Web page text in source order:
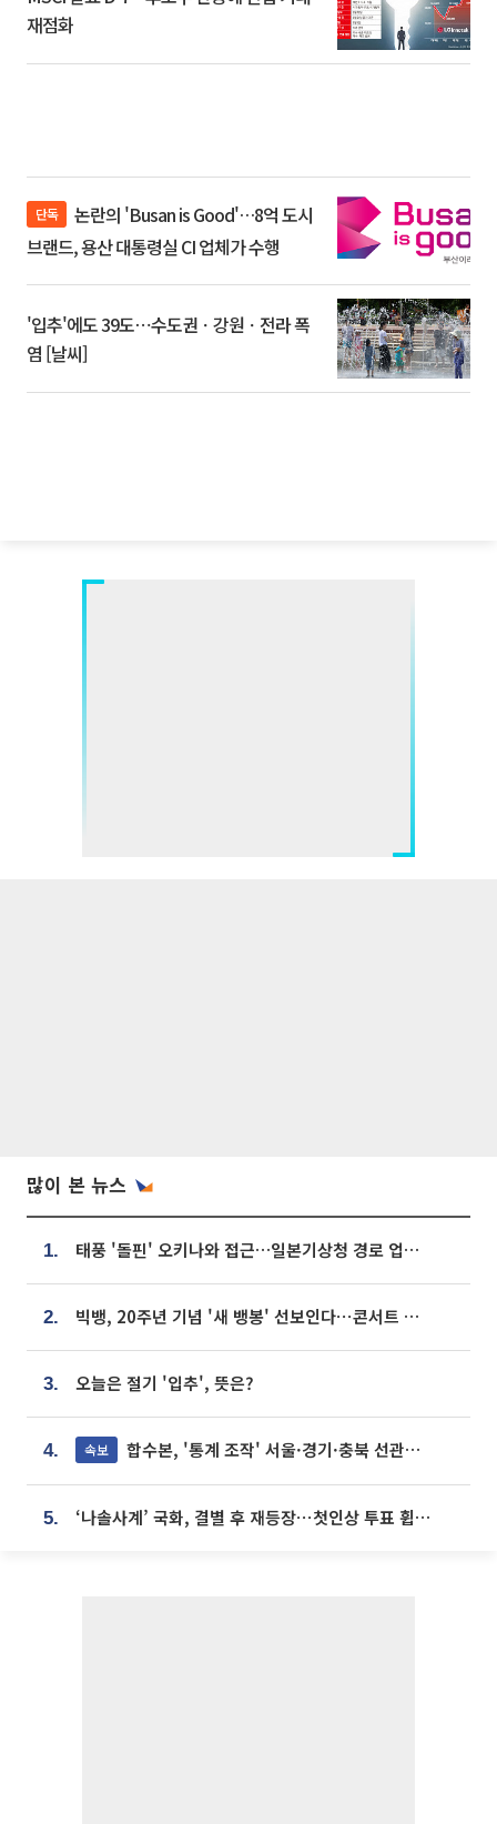
재점화
단독
브랜드, 용산 대통령실 CI 업체가 수행
'입추'에도 39도⋯수도권ㆍ강원ㆍ전라 폭
염 [날씨]
많이 본 뉴스
1. 태풍 '돌핀' 오키나와 접근…일본기상청 경로 업데이트
2. 빅뱅, 20주년 기념 '새 뱅봉' 선보인다⋯콘서트 앞두고 팝업 개최
3. 오늘은 절기 '입추', 뜻은?
4. 속보 합수본, '통계 조작' 서울·경기·충북 선관위 등 추가 압수수색
5. ‘나솔사계’ 국화, 결별 후 재등장⋯첫인상 투표 휩쓸고 ‘인기녀’ 등극